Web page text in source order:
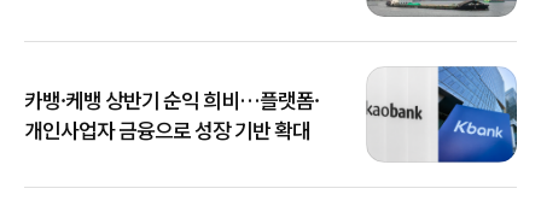
카뱅·케뱅 상반기 순익 희비…플랫폼·
개인사업자 금융으로 성장 기반 확대